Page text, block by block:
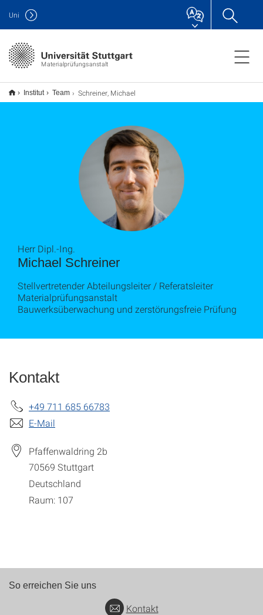
Materialprüfungsanstalt
Uni
Institut Team Schreiner, Michael
Michael Schreiner
Herr Dipl.-Ing.
Stellvertretender Abteilungsleiter / Referatsleiter
Materialprüfungsanstalt
Bauwerksüberwachung und zerstörungsfreie Prüfung
Kontakt
+49 711 685 66783
E-Mail
Pfaffenwaldring 2b
70569 Stuttgart
Deutschland
Raum: 107
So erreichen Sie uns
Kontakt